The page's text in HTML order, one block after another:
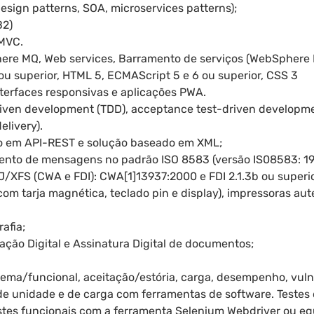
patterns, SOA, microservices patterns);
MQ, Web services, Barramento de serviços (WebSphere
HTML 5, ECMAScript 5 e 6 ou superior, CSS 3
responsivas e aplicações PWA.
development (TDD), acceptance test-driven
API-REST e solução baseado em XML;
de mensagens no padrão ISO 8583 (versão IS08583:
(CWA e FDI): CWA[1]13937:2000 e FDI 2.1.3b ou
tarja magnética, teclado pin e display), impressoras
Digital e Assinatura Digital de documentos;
funcional, aceitação/estória, carga, desempenho,
unidade e de carga com ferramentas de software.
funcionais com a ferramenta Selenium Webdriver ou